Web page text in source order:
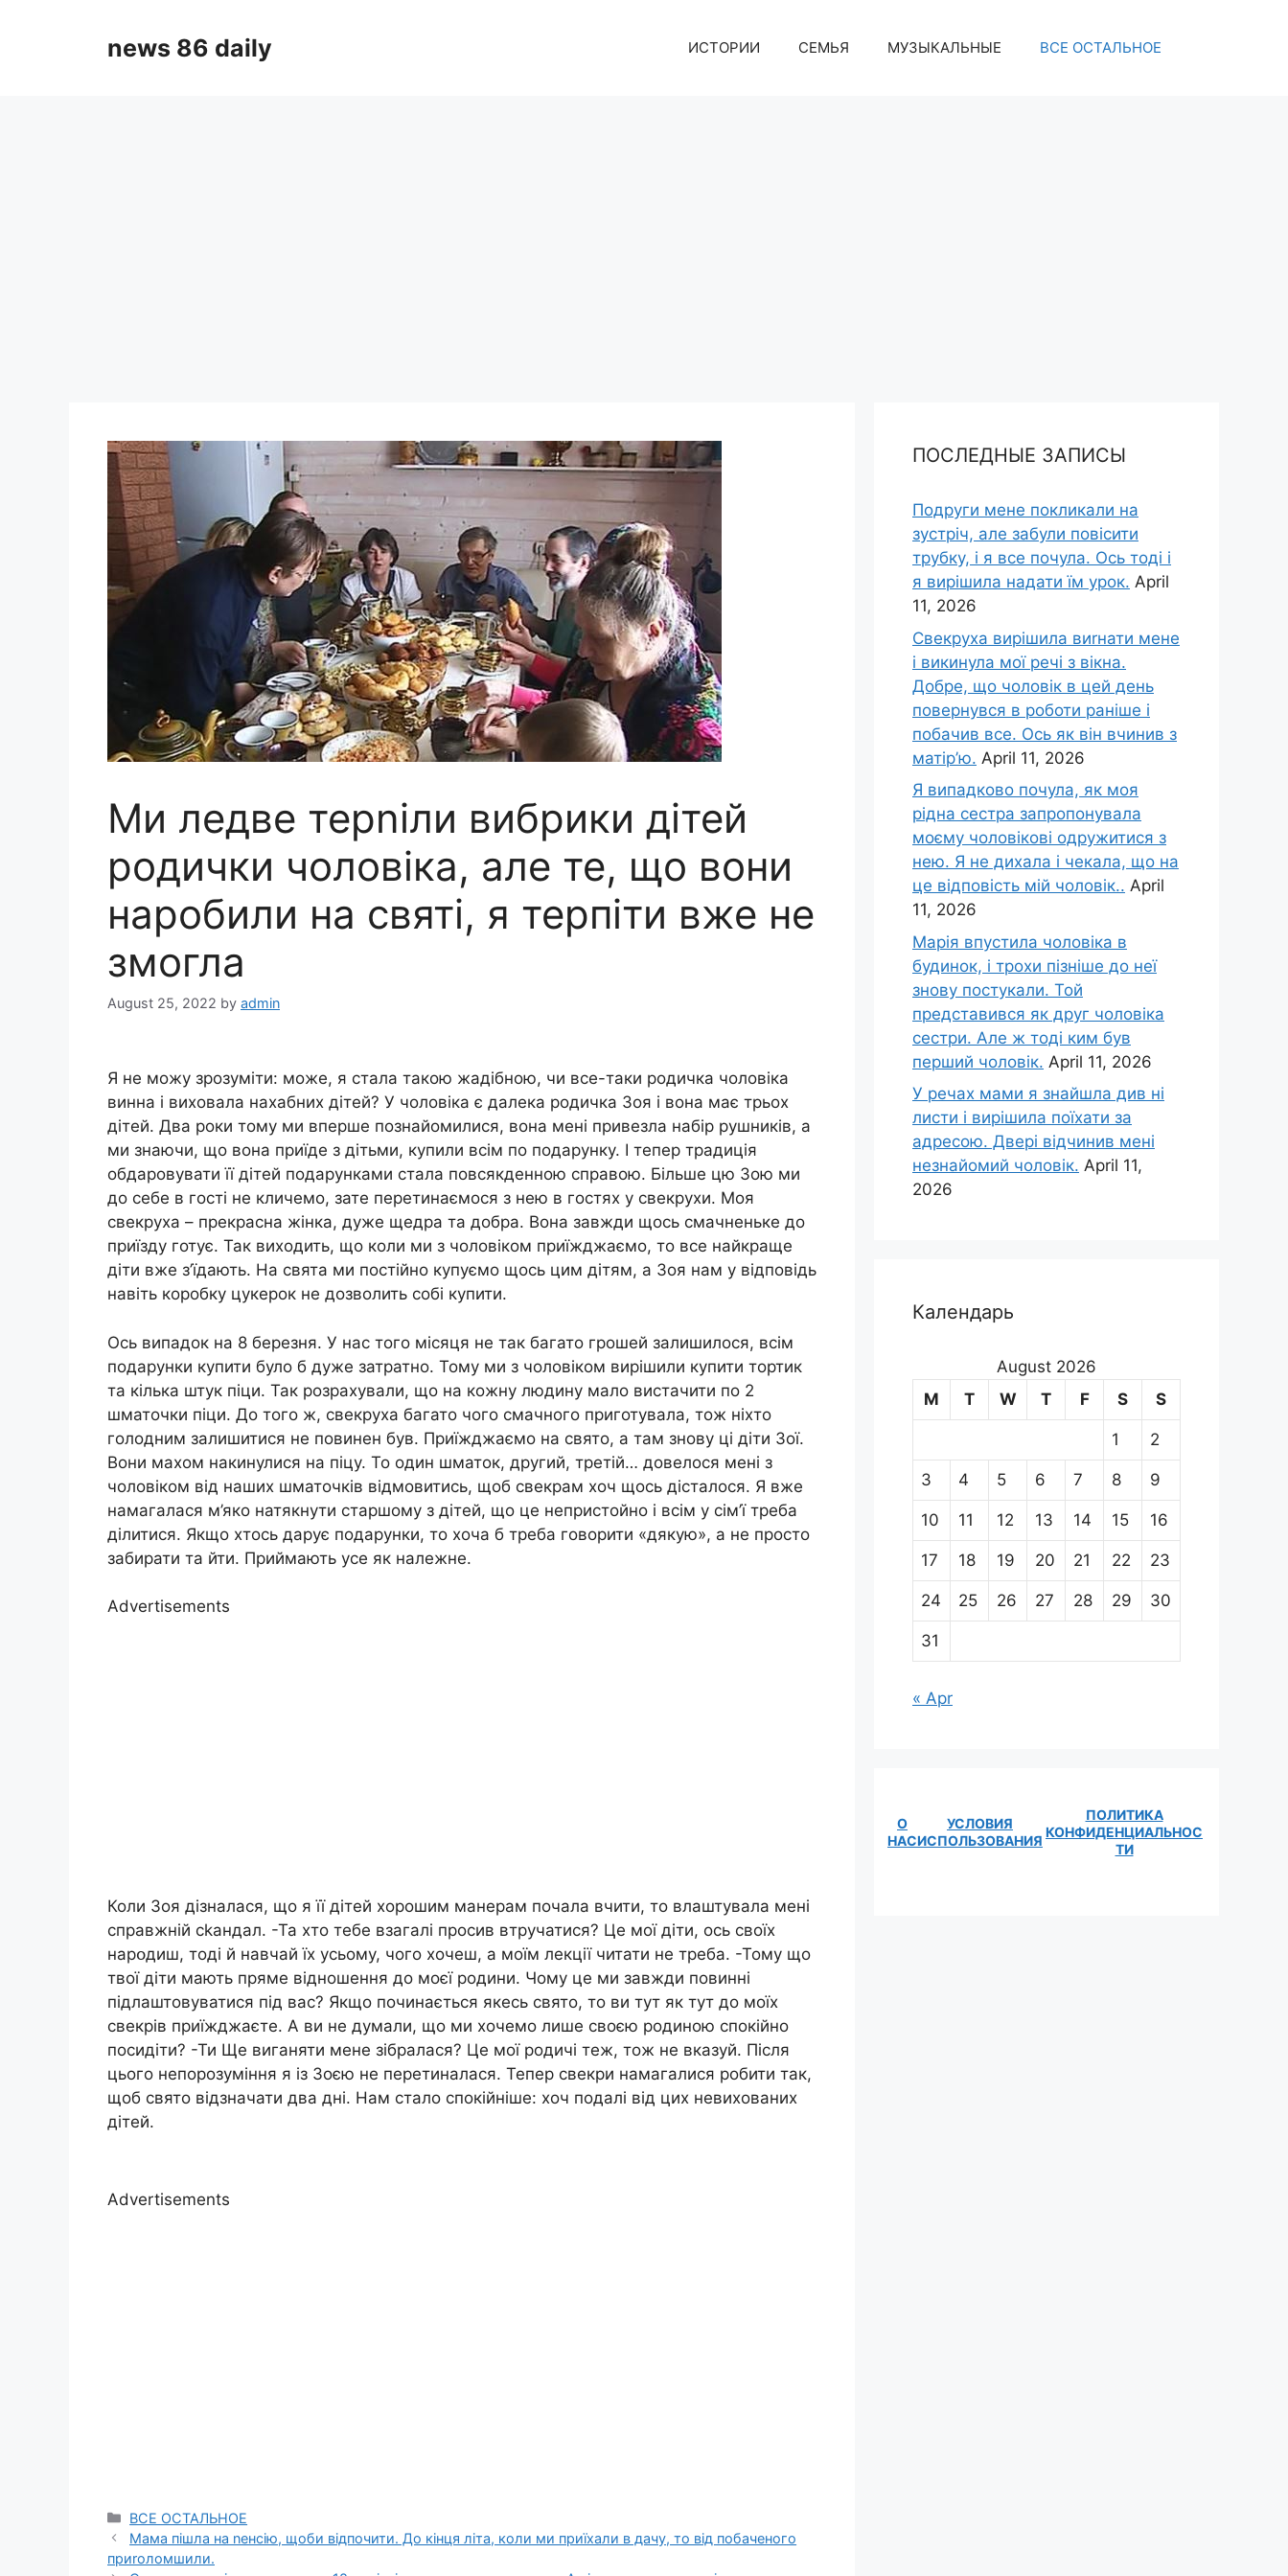
news 86 daily ИСТОРИИ СЕМЬЯ МУЗЫКАЛЬНЫЕ ВСЕ ОСТАЛЬНОЕ
Ми ледве терnіли вибрики дітей
родички чоловіка, але те, що вони
наробили на святі, я терпіти вже не
змогла
August 25, 2022 by admin
Я не можу зрозуміти: може, я стала такою жадібною, чи все-таки родичка чоловіка
винна і виховала нaxaбних дітей? У чоловіка є далека родичка Зоя і вона має трьох
дітей. Два роки тому ми вперше познайомилися, вона мені привезла набір рушників, а
ми знаючи, що вона приїде з дітьми, купили всім по подарунку. І тепер традиція
обдаровувати її дітей подарунками стала повсякденною справою. Більше цю Зою ми
до себе в гості не кличемо, зате перетинаємося з нею в гостях у свекрухи. Моя
свекруха – прекрасна жінка, дуже щедра та добра. Вона завжди щось смачненьке до
приїзду готує. Так виходить, що коли ми з чоловіком приїжджаємо, то все найкраще
діти вже з’їдають. На свята ми постійно купуємо щось цим дітям, а Зоя нам у відповідь
навіть коробку цукерок не дозволить собі купити.
Ось випадок на 8 березня. У нас того місяця не так багато грошей залишилося, всім
подарунки купити було б дуже затратно. Тому ми з чоловіком вирішили купити тортик
та кілька штук піци. Так розрахували, що на кожну людину мало вистачити по 2
шматочки піци. До того ж, свекруха багато чого смачного приготувала, тож ніхто
голодним залишитися не повинен був. Приїжджаємо на свято, а там знову ці діти Зої.
Вони махом накинулися на піцу. То один шматок, другий, третій… довелося мені з
чоловіком від наших шматочків відмовитись, щоб свекрам хоч щось дісталося. Я вже
намагалася м’яко натякнути старшому з дітей, що це непристойно і всім у сім’ї треба
ділитися. Якщо хтось дарує подарунки, то хоча б треба говорити «дякую», а не просто
забирати та йти. Приймають усе як належне.
Advertisements
Коли Зоя дізналася, що я її дітей хорошим манерам почала вчити, то влаштувала мені
справжній ckaндал. -Та хто тебе взагалі просив втручатися? Це мої діти, ось своїх
нарօдиш, тоді й навчай їх усьому, чого хочеш, а моїм лекції читати не треба. -Тому що
твої діти мають пряме відношення до моєї родини. Чому це ми завжди повинні
підлаштовуватися під вас? Якщо починається якесь свято, то ви тут як тут до моїх
свекрів приїжджаєте. А ви не думали, що ми хочемо лише своєю родиною спокійно
посидіти? -Ти Ще виганяти мене зібралася? Це мої родичі теж, тож не вказуй. Після
цього непорозуміння я із Зоєю не перетиналася. Тепер свекри намагалися робити так,
щоб свято відзначати два дні. Нам стало спокійніше: хоч подалі від цих невихованих
дітей.
Advertisements
Categories
ВСЕ ОСТАЛЬНОЕ
Мама пішла на nенсію, щоби відпочити. До кінця літа, коли ми приїхали в дачу, то від побаченого
приrоломшили.
ПОСЛЕДНЫЕ ЗАПИСЫ
Подруги мене покликали на
зустріч, але забули повісити
трубку, і я все почула. Ось тоді і
я вирішила надати їм урок. April
11, 2026
Свекруха вирішила виrнати мене
і викинула мої речі з вікна.
Добре, що чоловік в цей день
повернувся в роботи раніше і
побачив все. Ось як він вчинив з
матір’ю. April 11, 2026
Я випадково почула, як моя
рідна сестра запропонувала
моєму чоловікові одружитися з
нею. Я не дихала і чекала, що на
це відповість мій чоловік.. April
11, 2026
Марія впустила чоловіка в
будинок, і трохи пізніше до неї
знову постукали. Той
представився як друг чоловіка
сестри. Але ж тоді ким був
перший чоловік. April 11, 2026
У речах мами я знайшла див ні
листи і вирішила поїхати за
адресою. Двері відчинив мені
незнайомий чоловік. April 11,
2026
Календарь
August 2026
M
T W T F S S
1 2
3 4 5 6 7 8 9
10 11 12 13 14 15 16
17 18 19 20 21 22 23
24 25 26 27 28 29 30
31
« Apr
О
НАС
УСЛОВИЯ
ИСПОЛЬЗОВАНИЯ
ПОЛИТИКА
КОНФИДЕНЦИАЛЬНОС
ТИ